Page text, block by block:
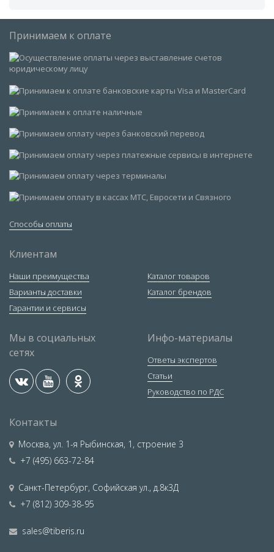
Принимаем к оплате
Способы оплаты
Клиентам
Наши преимущества
Варианты доставки
Гарантии и сервисы
Каталог товаров
Каталог брендов
Мы в социальных
сетях
Инфо-материалы
Ответы экспертов
Статьи
Руководство по РДС
Контакты
Москва, ул. 1-я Рыбинская, 1, строение 3
+7 (495) 663-72-84
Санкт-Петербург, Софийская ул., д.8к3Д
+7 (812) 309-38-95
sales@tiberis.ru